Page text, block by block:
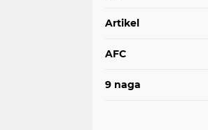
Artikel
AFC
9 naga